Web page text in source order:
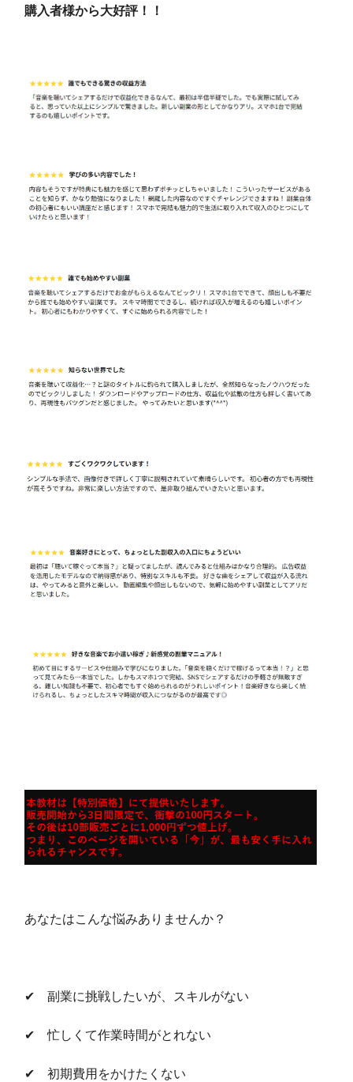
購入者様から大好評！！
あなたはこんな悩みありませんか？
✔ 副業に挑戦したいが、スキルがない
✔ 忙しくて作業時間がとれない
✔ 初期費用をかけたくない